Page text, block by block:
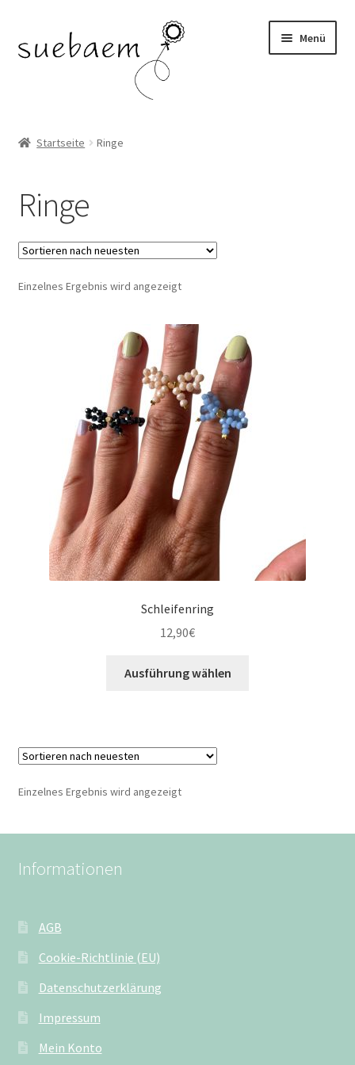
Navigation
Inhalt
Menü
RINGE
SALE
Startseite Ringe
Ringe
Einzelnes Ergebnis wird angezeigt
Schleifenring
12,90€
Ausführung wählen
Einzelnes Ergebnis wird angezeigt
Informationen
AGB
Cookie-Richtlinie (EU)
Datenschutzerklärung
Impressum
Mein Konto